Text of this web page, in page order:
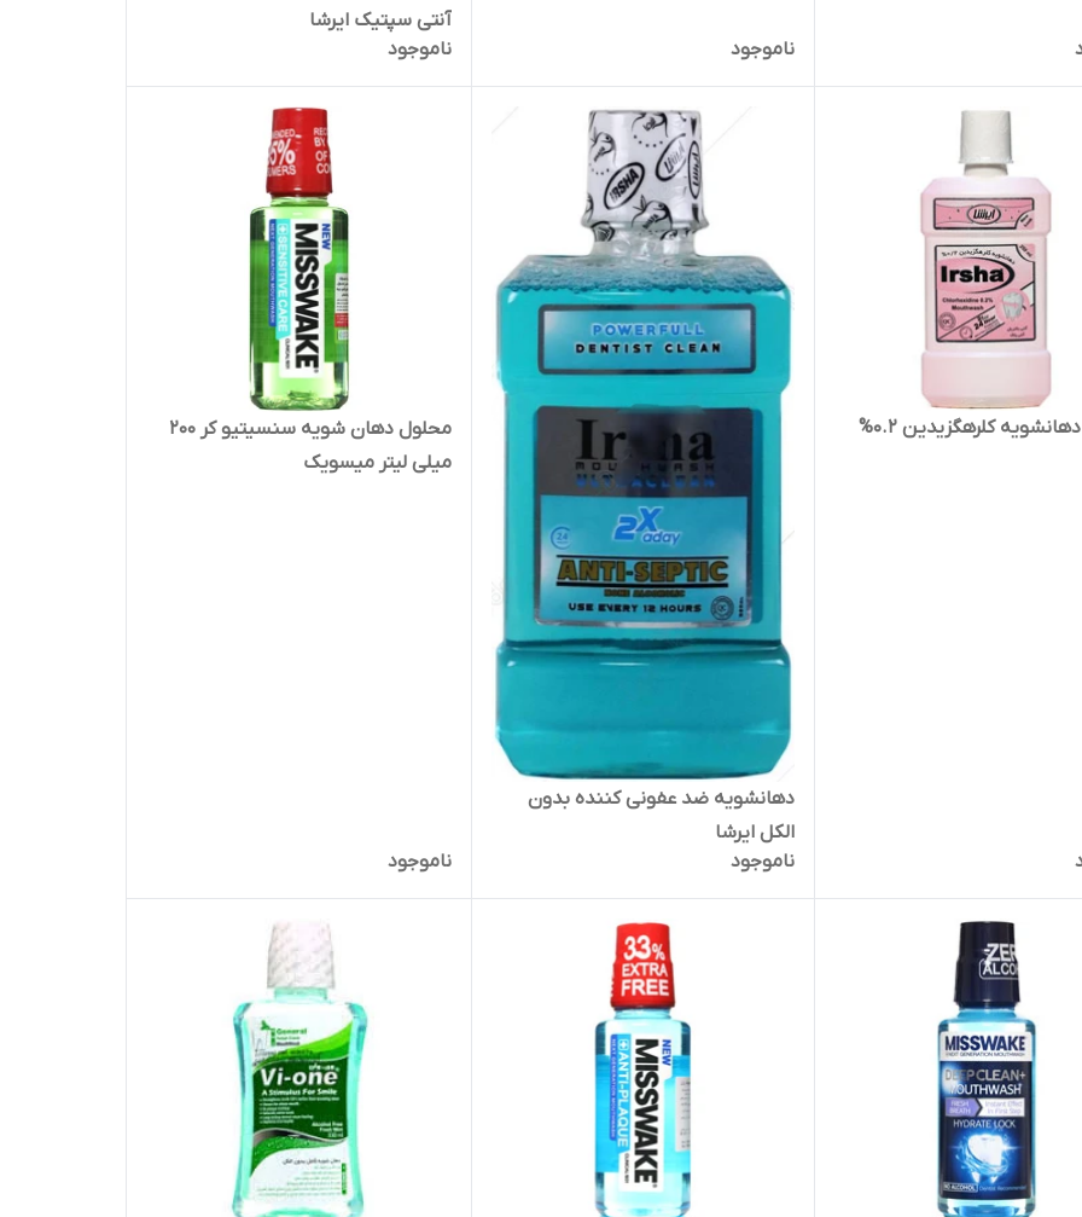
ناموجود
آنتی سپتیک ایرشا
ناموجود
محلول دهانشویه کلرهگزیدین 0.2%
دهانشویه ضد عفونی کننده بدون
الکل ایرشا
ناموجود
محلول دهان شویه سنسیتیو کر 200
میلی لیتر میسویک
ناموجود